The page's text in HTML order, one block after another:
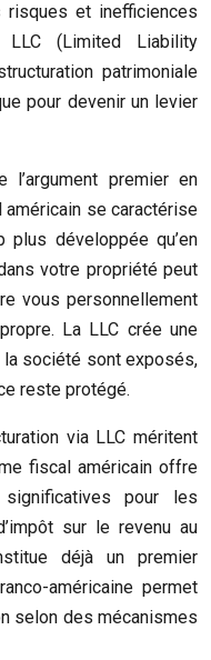
risques et inefficiences
(Limited Liability
patrimoniale
pour devenir un levier
l’argument premier en
américain se caractérise
plus développée qu’en
votre propriété peut
vous personnellement
La LLC crée une
société sont exposés,
reste protégé.
via LLC méritent
fiscal américain offre
significatives pour les
sur le revenu au
déjà un premier
américaine permet
selon des mécanismes